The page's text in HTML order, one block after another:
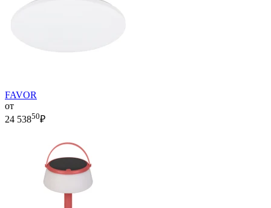
FAVOR
от
24 53850₽